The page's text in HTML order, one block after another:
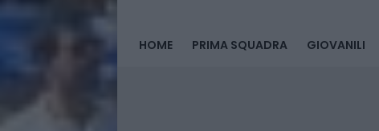
HOME PRIMA SQUADRA GIOVANILI